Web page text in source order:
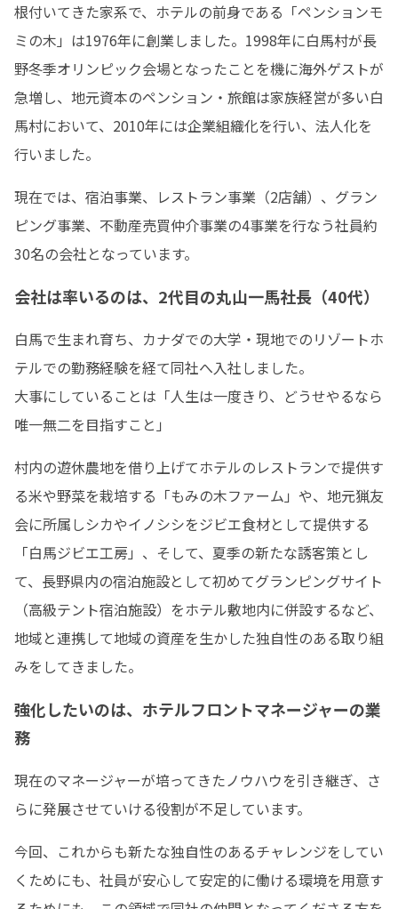
根付いてきた家系で、ホテルの前身である「ペンションモ
ミの木」は1976年に創業しました。1998年に白馬村が長
野冬季オリンピック会場となったことを機に海外ゲストが
急増し、地元資本のペンション・旅館は家族経営が多い白
馬村において、2010年には企業組織化を行い、法人化を
行いました。
現在では、宿泊事業、レストラン事業（2店舗）、グラン
ピング事業、不動産売買仲介事業の4事業を行なう社員約
30名の会社となっています。
会社は率いるのは、2代目の丸山一馬社長（40代）
白馬で生まれ育ち、カナダでの大学・現地でのリゾートホ
テルでの勤務経験を経て同社へ入社しました。
大事にしていることは「人生は一度きり、どうせやるなら
唯一無二を目指すこと」
村内の遊休農地を借り上げてホテルのレストランで提供す
る米や野菜を栽培する「もみの木ファーム」や、地元猟友
会に所属しシカやイノシシをジビエ食材として提供する
「白馬ジビエ工房」、そして、夏季の新たな誘客策とし
て、長野県内の宿泊施設として初めてグランピングサイト
（高級テント宿泊施設）をホテル敷地内に併設するなど、
地域と連携して地域の資産を生かした独自性のある取り組
みをしてきました。
強化したいのは、ホテルフロントマネージャーの業
務
現在のマネージャーが培ってきたノウハウを引き継ぎ、さ
らに発展させていける役割が不足しています。
今回、これからも新たな独自性のあるチャレンジをしてい
くためにも、社員が安心して安定的に働ける環境を用意す